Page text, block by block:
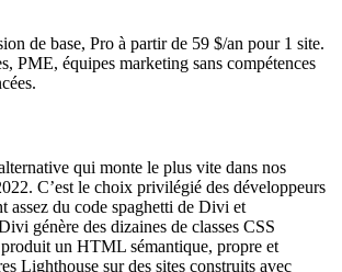
de base, Pro à partir de 59 $/an pour 1 site.
PME, équipes marketing sans compétences
qui monte le plus vite dans nos
C’est le choix privilégié des développeurs
assez du code spaghetti de Divi et
génère des dizaines de classes CSS
un HTML sémantique, propre et
Lighthouse sur des sites construits avec